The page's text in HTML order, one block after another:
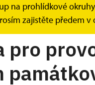
na prohlídkové
zajistěte předem
pro